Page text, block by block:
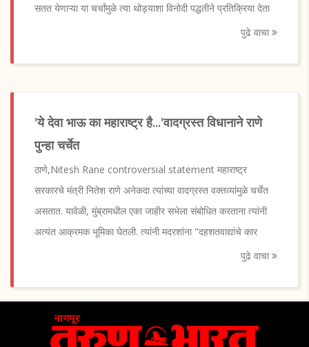
सतत येणाऱ्या या चर्चांमुळे त्या थोड्याशा विनोदी पद्धतीने प्रतिक्रिया देता
पुढे वाचा
'ये देवा भाऊ का महाराष्ट्र है...'वादग्रस्त विधानाने राणे
पुन्हा चर्चेत
ठाणे,Nitesh Rane controversial statement महाराष्ट्र
सरकारचे मंत्री नितेश राणे अनेकदा त्यांच्या वादग्रस्त वक्तव्यांमुळे चर्चेत
असतात. यावेळी, मुंब्रामधील एका जाहीर सभेला संबोधित करताना त्यांनी
अत्यंत आक्रमक भूमिका घेतली. त्यांनी मदरशांना "दहशतवाद्यांचे कार
पुढे वाचा